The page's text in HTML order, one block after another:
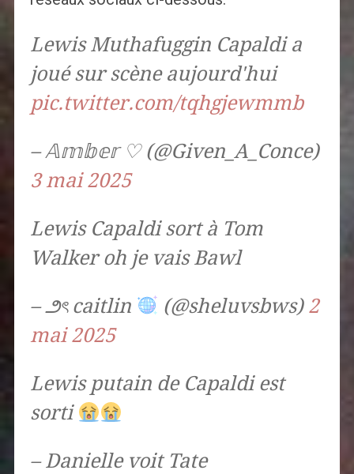
Lewis Muthafuggin Capaldi a
joué sur scène aujourd'hui
pic.twitter.com/tqhgjewmmb
– 𝔸𝕞𝕓𝕖𝕣 ♡ (@Given_A_Conce)
3 mai 2025
Lewis Capaldi sort à Tom
Walker oh je vais Bawl
– ౨ৎ caitlin (@sheluvsbws) 2
mai 2025
Lewis putain de Capaldi est
sorti
– Danielle voit Tate